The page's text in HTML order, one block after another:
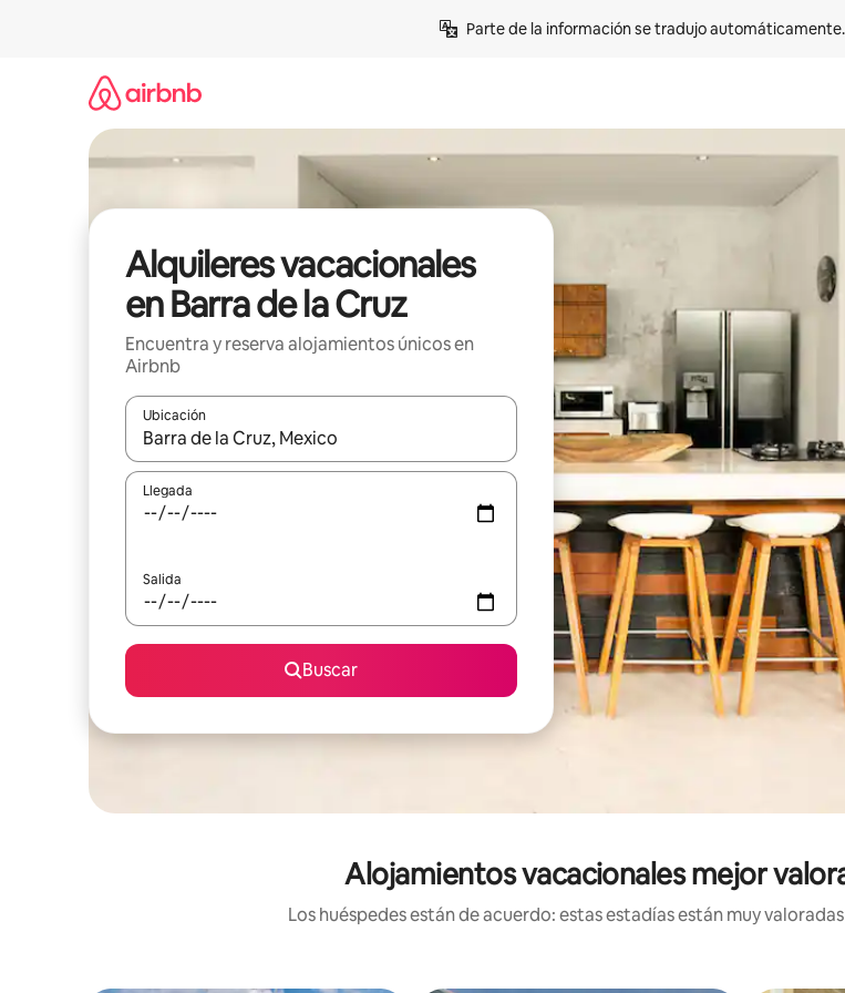
Parte de la información se tradujo automáticamente.
Alquileres vacacionales
en Barra de la Cruz
Encuentra y reserva alojamientos únicos en
Airbnb
Ubicación
Cuando los resultados estén disponibles, navega con las teclas de flecha hacia arriba y hacia
Llegada
Salida
Buscar
Alojamientos vacacionales mejor
Los huéspedes están de acuerdo: estas estadías están muy